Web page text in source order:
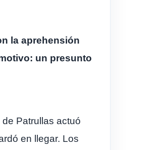
la aprehensión
un presunto
Patrullas actuó
en llegar. Los